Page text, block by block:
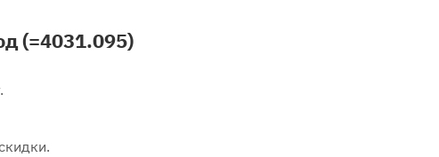
(=4031.095)